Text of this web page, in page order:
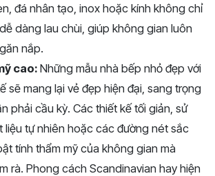
đá nhân tạo, inox hoặc kính không chỉ
dàng lau chùi, giúp không gian luôn
nắp.
cao: Những mẫu nhà bếp nhỏ đẹp với
sẽ mang lại vẻ đẹp hiện đại, sang trọng
phải cầu kỳ. Các thiết kế tối giản, sử
liệu tự nhiên hoặc các đường nét sắc
tính thẩm mỹ của không gian mà
rà. Phong cách Scandinavian hay hiện